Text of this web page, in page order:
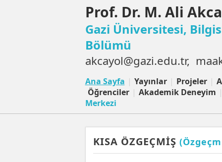
Prof. Dr. M. Ali
Gazi Üniversitesi,
Bölümü
akcayol@gazi.edu.tr,
Ana Sayfa | Yayınlar | Projeler |
Öğrenciler | Akademik Deneyim
Merkezi
KISA ÖZGEÇMİŞ